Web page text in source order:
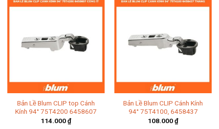
Bản Lề Blum CLIP top Cánh
Kính 94° 75T4200 6458607
114.000₫
Bản Lề Blum CLIP Cánh Kính
94° 75T4100, 6458437
108.000₫